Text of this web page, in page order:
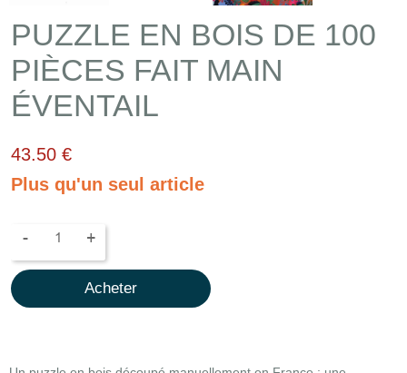
PUZZLE EN BOIS DE 100
PIÈCES FAIT MAIN
ÉVENTAIL
43.50 €
Plus qu'un seul article
- +
Acheter